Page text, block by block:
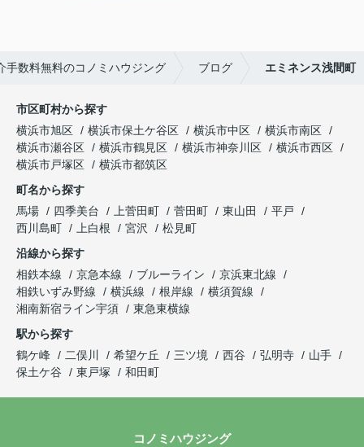
手数料無料のコノミハウジング ブログ エミネンス浅間町
市区町村から探す
横浜市旭区
横浜市保土ケ谷区 横浜市中区
横浜市南区
横浜市瀬谷区
横浜市鶴見区 横浜市神奈川区
横浜市西区
横浜市戸塚区
横浜市都筑区
町名から探す
馬場
四季美台 上菅田町 菅田町 東山田
平戸
西川島町
上白根 宮沢
松見町
沿線から探す
相鉄本線
京急本線 ブルーライン
京浜東北線
相鉄いずみ野線
横浜線 根岸線
横須賀線
湘南新宿ライン宇須
東急東横線
駅から探す
鶴ケ峰
二俣川 希望ケ丘 三ツ境 西谷 弘明寺
山手
保土ケ谷
東戸塚 和田町
コノミハウジング